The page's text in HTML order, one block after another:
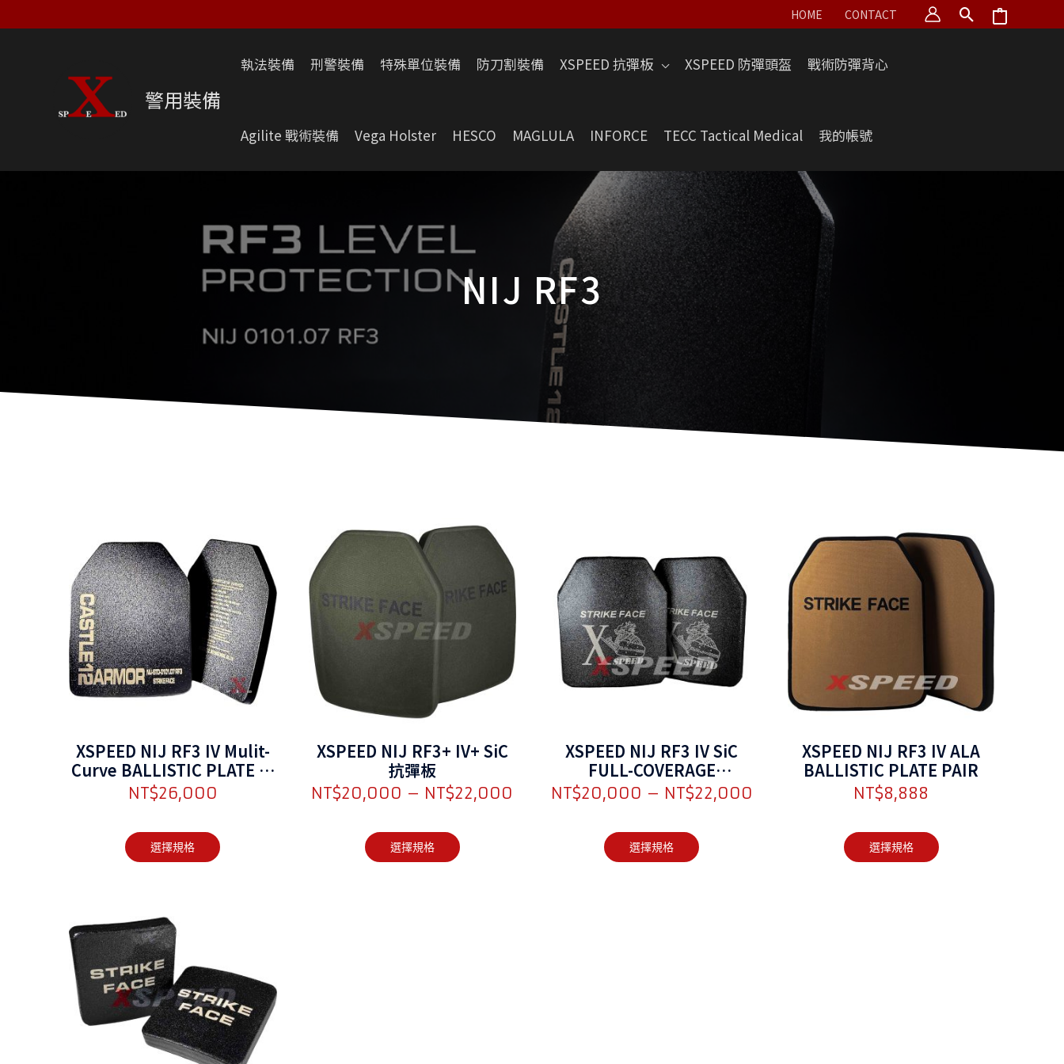
至
HOME CONTACT
警用裝備
執法裝備 刑警裝備 特殊單位裝備 防刀割裝備 XSPEED 抗彈板 XSPEED 防彈頭盔 戰術防彈背心
Agilite 戰術裝備 Vega Holster HESCO MAGLULA INFORCE TECC Tactical Medical 我的帳號
NIJ RF3
XSPEED NIJ RF3 IV Mulit-
Curve BALLISTIC PLATE 輕
量化多曲抗彈板
NT$26,000
選擇規格
XSPEED NIJ RF3+ IV+ SiC
抗彈板
NT$20,000 – NT$22,000
選擇規格
XSPEED NIJ RF3 IV SiC
FULL-COVERAGE
BALLISTIC PLATE PAIR
NT$20,000 – NT$22,000
選擇規格
XSPEED NIJ RF3 IV ALA
BALLISTIC PLATE PAIR
NT$8,888
選擇規格